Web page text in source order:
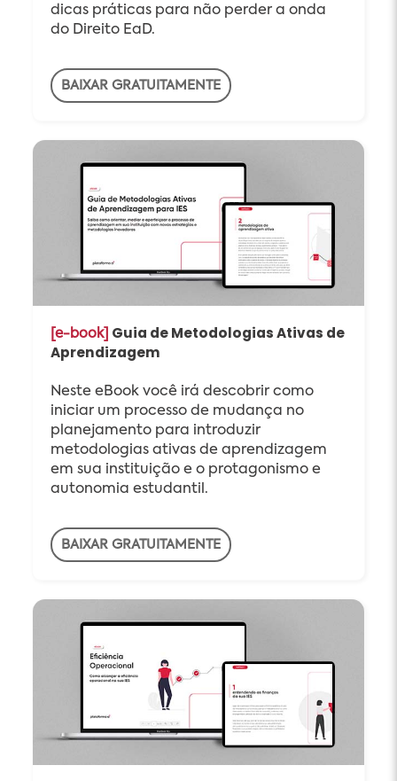
dicas práticas para não perder a onda
do Direito EaD.
BAIXAR GRATUITAMENTE
[e-book] Guia de Metodologias Ativas de
Aprendizagem
Neste eBook você irá descobrir como
iniciar um processo de mudança no
planejamento para introduzir
metodologias ativas de aprendizagem
em sua instituição e o protagonismo e
autonomia estudantil.
BAIXAR GRATUITAMENTE